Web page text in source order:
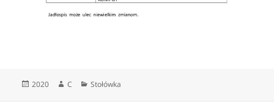
Data
2020 Autor
C Kategorie
Stołówka